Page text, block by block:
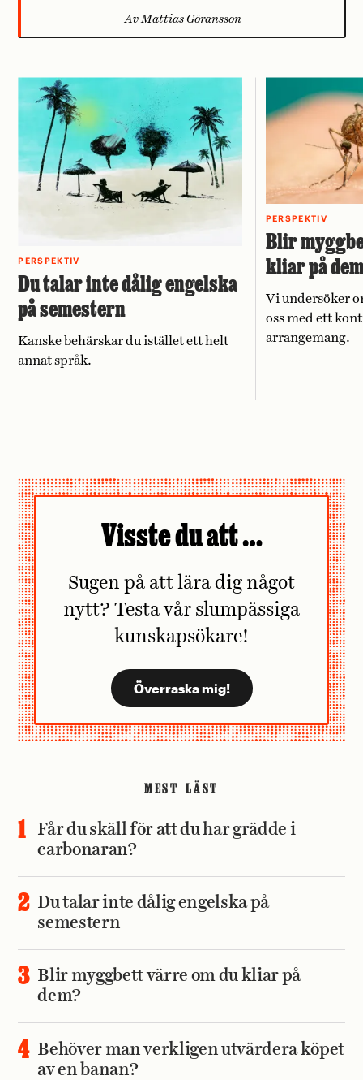
Av Mattias Göransson
PERSPEKTIV
Du talar inte dålig engelska
på semestern
Kanske behärskar du istället ett helt
annat språk.
PERSPEKTIV
Blir
kliar på
Vi undersöker
oss med ett
arrangemang.
Visste du att …
Sugen på att lära dig något
nytt? Testa vår slumpässiga
kunskapsökare!
MEST LÄST
Får du skäll för att du har grädde i
carbonaran?
Du talar inte dålig engelska på
semestern
Blir myggbett värre om du kliar på
dem?
Behöver man verkligen utvärdera köpet
av en banan?